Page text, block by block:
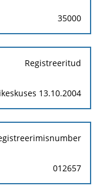
35000
Registreeritud
13.10.2004
012657